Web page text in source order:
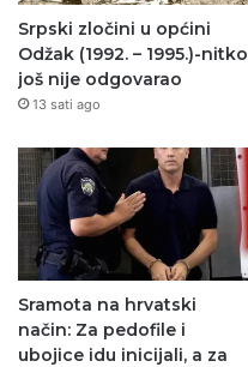
Srpski zločini u općini
Odžak (1992. – 1995.)-nitko
još nije odgovarao
13 sati ago
Sramota na hrvatski
način: Za pedofile i
ubojice idu inicijali, a za